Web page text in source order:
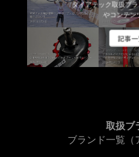
ダイアテック取扱ブ
やコンテン
記事
取扱ブ
ブランド一覧（